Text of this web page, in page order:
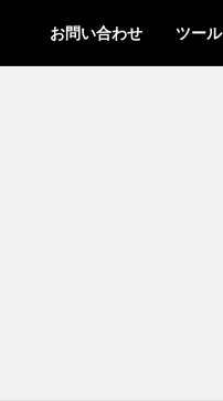
お問い合わせ ツール